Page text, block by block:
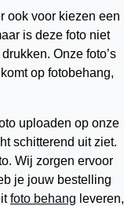
ook voor kiezen een
is deze foto niet
Onze foto’s
op fotobehang,
uploaden op onze
schitterend uit ziet.
Wij zorgen ervoor
je jouw bestelling
foto behang leveren,